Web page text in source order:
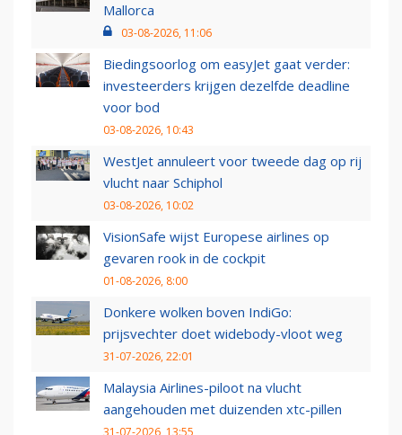
Mallorca
03-08-2026, 11:06
Biedingsoorlog om easyJet gaat verder:
investeerders krijgen dezelfde deadline
voor bod
03-08-2026, 10:43
WestJet annuleert voor tweede dag op rij
vlucht naar Schiphol
03-08-2026, 10:02
VisionSafe wijst Europese airlines op
gevaren rook in de cockpit
01-08-2026, 8:00
Donkere wolken boven IndiGo:
prijsvechter doet widebody-vloot weg
31-07-2026, 22:01
Malaysia Airlines-piloot na vlucht
aangehouden met duizenden xtc-pillen
31-07-2026, 13:55